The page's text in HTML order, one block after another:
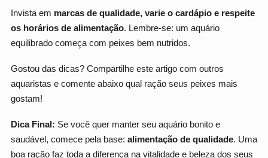
Invista em marcas de qualidade, varie o cardápio e respeite
os horários de alimentação. Lembre-se: um aquário
equilibrado começa com peixes bem nutridos.
Gostou das dicas? Compartilhe este artigo com outros
aquaristas e comente abaixo qual ração seus peixes mais
gostam!
Dica Final: Se você quer manter seu aquário bonito e
saudável, comece pela base: alimentação de qualidade. Uma
boa ração faz toda a diferença na vitalidade e beleza dos seus